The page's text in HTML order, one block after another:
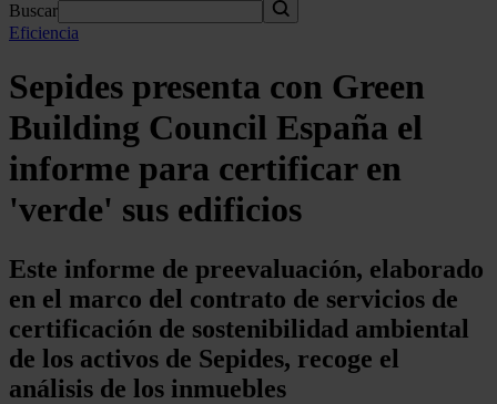
Buscar
Eficiencia
Sepides presenta con Green
Building Council España el
informe para certificar en
'verde' sus edificios
Este informe de preevaluación, elaborado
en el marco del contrato de servicios de
certificación de sostenibilidad ambiental
de los activos de Sepides, recoge el
análisis de los inmuebles